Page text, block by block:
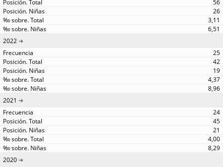
56
26
3,11
6,51
2022
25
42
19
4,37
8,96
2021
24
45
21
4,00
8,29
2020